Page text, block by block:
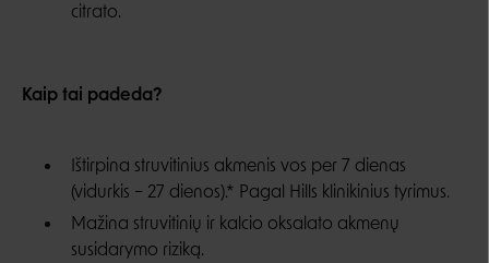
citrato.
Kaip tai padeda?
Ištirpina struvitinius akmenis vos per 7 dienas
(vidurkis – 27 dienos).* Pagal Hills klinikinius tyrimus.
Mažina struvitinių ir kalcio oksalato akmenų
susidarymo riziką.